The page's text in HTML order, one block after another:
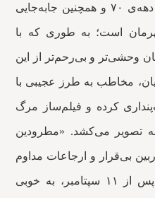
ژانر وحشت با سینمای وسترن دهه‌ی ۷۰ و همچنین جابه‌جایی
است؛ به طوری که با
وحشی‌تر و بی‌رحم‌تر از این
مخاطب به طرز عجیبی با
کرده و فیلم‌ساز مرگ
به تصویر می‌کشد. «مطرودین
بی‌قرار و ارجاعات مداوم
به بدبینی و پارانویای آمریکای پس از ۱۱ سپتامبر، به خوبی